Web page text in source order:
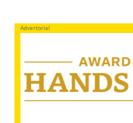
Advertorial